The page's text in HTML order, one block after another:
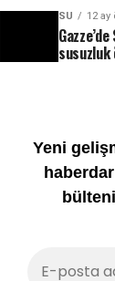
SU 12 ay
Yeni